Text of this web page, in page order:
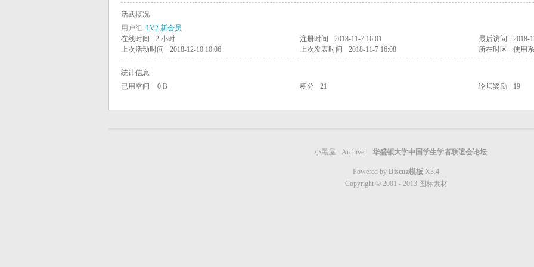
活跃概况
用户组 LV2 新会员
在线时间
2 小时 注册时间 2018-11-7 16:01 最后访问
2018-
上次活动时间
2018-12-10 10:06 上次发表时间 2018-11-7 16:08 所在时区 使用
统计信息
已用空间
0 B 积分 21 论坛奖励 19
小黑屋 - Archiver - 华盛顿大学中国学生学者联谊会论坛
Powered by Discuz模板 X3.4
Copyright © 2001 - 2013 图标素材